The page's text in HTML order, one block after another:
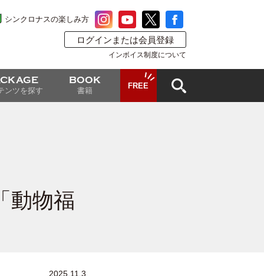
シンクロナスの楽しみ方
ログインまたは会員登録
インボイス制度について
ンツを探す
BOOK
書籍
FREE
動物福
2025.11.3